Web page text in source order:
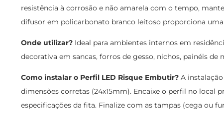
resistência à corrosão e não amarela com o tempo,
difusor em policarbonato branco leitoso proporciona
Onde utilizar? Ideal para ambientes internos em
decorativa em sancas, forros de gesso, nichos, painéis
Como instalar o Perfil LED Risque Embutir? A
dimensões corretas (24x15mm). Encaixe o perfil no local
especificações da fita. Finalize com as tampas (cega ou